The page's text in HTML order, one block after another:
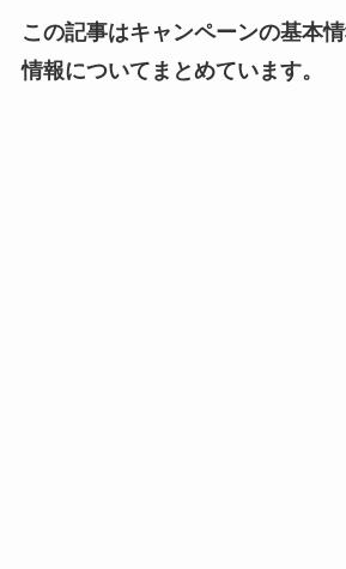
この記事はキャンペーンの基本
情報についてまとめています。